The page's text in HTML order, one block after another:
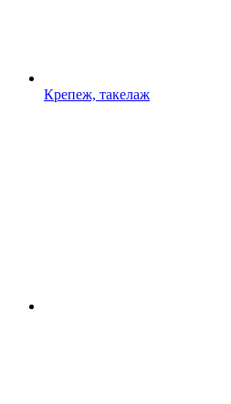
Крепеж, такелаж